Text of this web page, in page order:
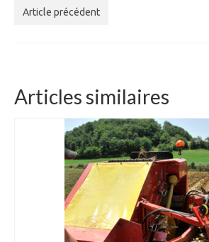
Article précédent
Articles similaires